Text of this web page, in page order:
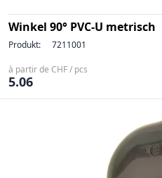
Winkel 90° PVC-U metrisch
Produkt: 7211001
à partir de CHF / pcs
5.06